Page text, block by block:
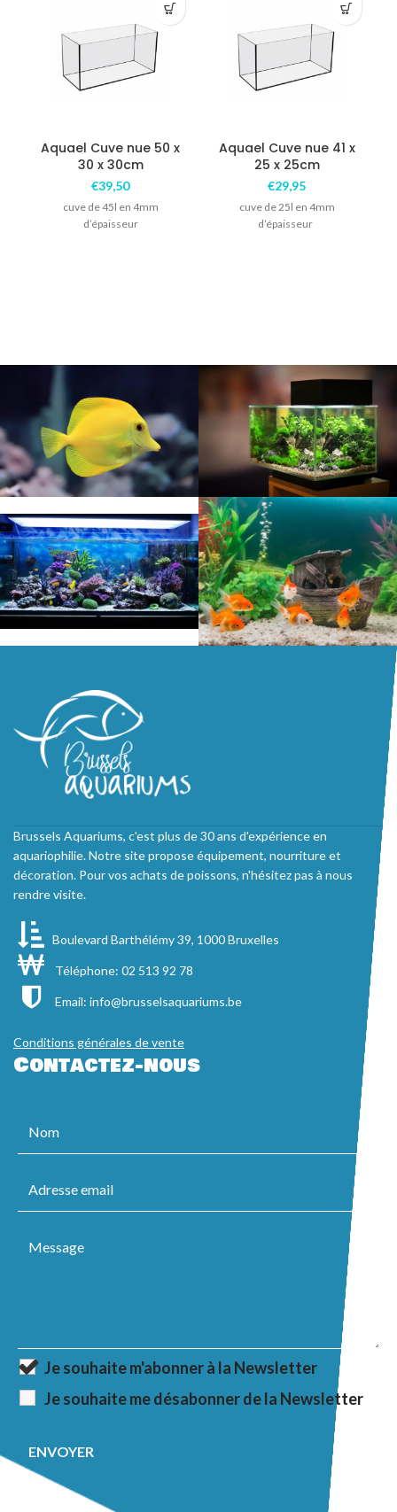
Aquael Cuve nue 50 x
30 x 30cm
€39,50
cuve de 45l en 4mm
d’épaisseur
Aquael Cuve nue 41 x
25 x 25cm
€29,95
cuve de 25l en 4mm
d’épaisseur
Brussels Aquariums, c'est plus de 30 ans d'expérience en
aquariophilie. Notre site propose équipement, nourriture et
décoration. Pour vos achats de poissons, n'hésitez pas à nous
rendre visite.
Boulevard Barthélémy 39, 1000 Bruxelles
Téléphone: 02 513 92 78
Email: info@brusselsaquariums.be
Conditions générales de vente
Contactez-nous
Je souhaite m'abonner à la Newsletter
Je souhaite me désabonner de la Newsletter